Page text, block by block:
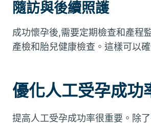
隨訪與後續照護
成功懷孕後,需要定期檢查和產程
產檢和胎兒健康檢查。這樣可以
優化人工受孕成功
提高人工受孕成功率很重要。除